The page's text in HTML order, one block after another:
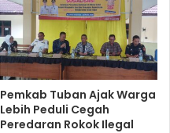
Pemkab Tuban Ajak Warga
Lebih Peduli Cegah
Peredaran Rokok Ilegal